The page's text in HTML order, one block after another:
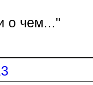
о чем..."